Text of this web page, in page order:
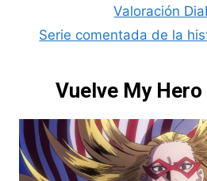
Valoración
Serie comentada de la
Vuelve My